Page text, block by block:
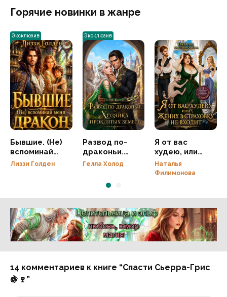
Горячие новинки в жанре
Эксклюзив
Бывшие. (Не)
вспоминай
меня, дракон
Лиззи Голден
Эксклюзив
Развод по-
драконьи.
Хозяйка
земель
Гелла Холод
Я от вас
худею, или
Жених в
страховку не
Наталья
Филимонова
Реклама 16+ АО «ЛитГород»
14 комментариев к книге “Спасти Сьерра-Грис
🍇🍷”